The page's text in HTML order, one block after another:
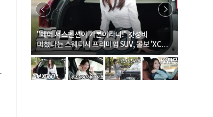
"에어 서스펜션이 기본이라니!" 갓성비
미쳤다는 스웨디시 프리미엄 SUV, 볼보 'XC60
B5 울트라'